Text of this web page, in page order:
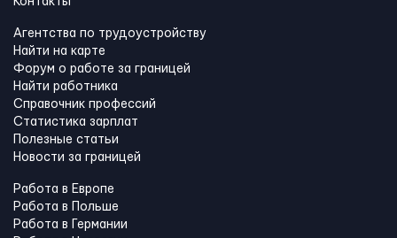
Агентства по трудоустройству
Найти на карте
Форум о работе за границей
Найти работника
Справочник профессий
Статистика зарплат
Полезные статьи
Новости за границей
Работа в Европе
Работа в Польше
Работа в Германии